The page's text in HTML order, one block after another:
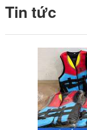
Tin tức